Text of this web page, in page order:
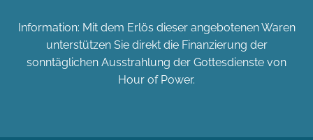
Information: Mit dem Erlös dieser angebotenen Waren
unterstützen Sie direkt die Finanzierung der
sonntäglichen Ausstrahlung der Gottesdienste von
Hour of Power.